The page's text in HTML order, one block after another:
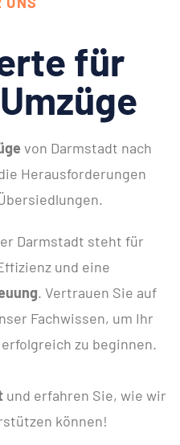
für
von Darmstadt nach
Herausforderungen
Darmstadt steht für
und eine
. Vertrauen Sie auf
Fachwissen, um Ihr
zu beginnen.
und erfahren Sie, wie wir
können!